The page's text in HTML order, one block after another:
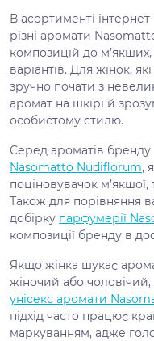
В асортименті
різні аромати
композицій до
варіантів. Для жінок,
зручно почати з
аромат на шкірі й
особистому стилю.
Серед ароматів
Nasomatto Nudiflorum,
поціновувачок м’якшої,
Також для порівняння
добірку парфумерії
композиції бренду в
Якщо жінка шукає
жіночий або
унісекс аромати
підхід часто працює
маркуванням, адже